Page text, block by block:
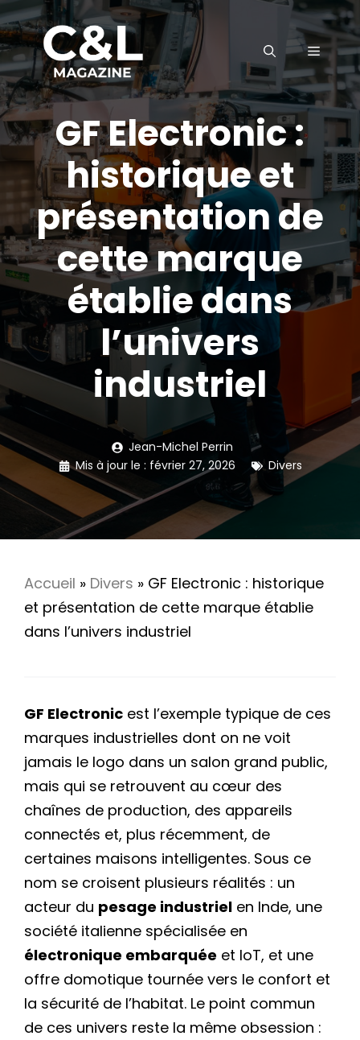
Aller
au
contenu
MENU
GF Electronic :
historique et
présentation de
cette marque
établie dans
l’univers
industriel
Jean-Michel Perrin
Mis à jour le : février 27, 2026 Divers
Accueil » Divers » GF Electronic : historique
et présentation de cette marque établie
dans l’univers industriel
GF Electronic est l’exemple typique de ces
marques industrielles dont on ne voit
jamais le logo dans un salon grand public,
mais qui se retrouvent au cœur des
chaînes de production, des appareils
connectés et, plus récemment, de
certaines maisons intelligentes. Sous ce
nom se croisent plusieurs réalités : un
acteur du pesage industriel en Inde, une
société italienne spécialisée en
électronique embarquée et IoT, et une
offre domotique tournée vers le confort et
la sécurité de l’habitat. Le point commun
de ces univers reste la même obsession :